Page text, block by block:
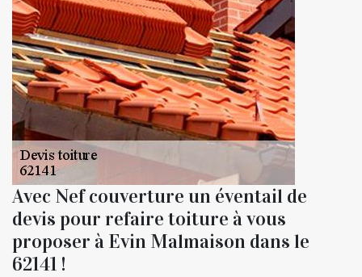
Avec Nef couverture un éventail de
devis pour refaire toiture à vous
proposer à Evin Malmaison dans le
62141 !